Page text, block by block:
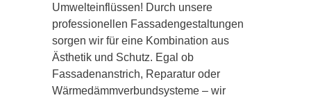
Umwelteinflüssen! Durch unsere
professionellen Fassadengestaltungen
sorgen wir für eine Kombination aus
Ästhetik und Schutz. Egal ob
Fassadenanstrich, Reparatur oder
Wärmedämmverbundsysteme – wir